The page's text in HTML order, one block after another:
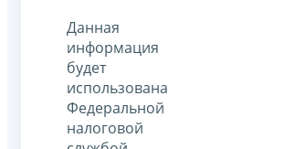
Данная
информация
будет
использована
Федеральной
налоговой